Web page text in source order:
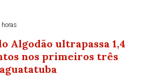
horas
Algodão ultrapassa 1,4
nos primeiros três